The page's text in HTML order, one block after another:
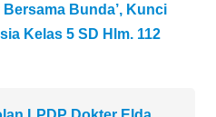
Bersama Bunda’, Kunci
Kelas 5 SD Hlm. 112